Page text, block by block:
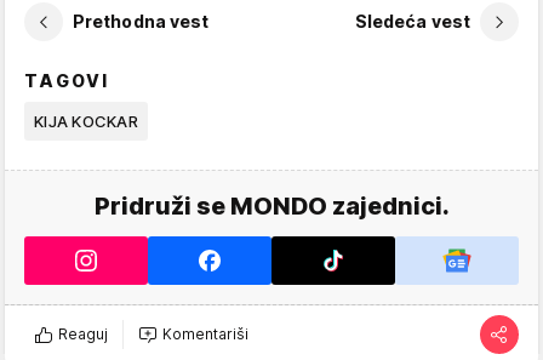
Prethodna vest Sledeća vest
TAGOVI
KIJA KOCKAR
Pridruži se MONDO zajednici.
Reaguj Komentariši